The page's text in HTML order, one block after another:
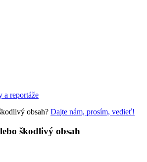
a reportáže
obsah? Dajte nám, prosím, vedieť!
škodlivý obsah